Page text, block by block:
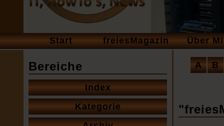
Navigation
überspringen
Start freiesMagazin Über
A B
Bereiche
Navigation
überspringen
Index
Kategorie